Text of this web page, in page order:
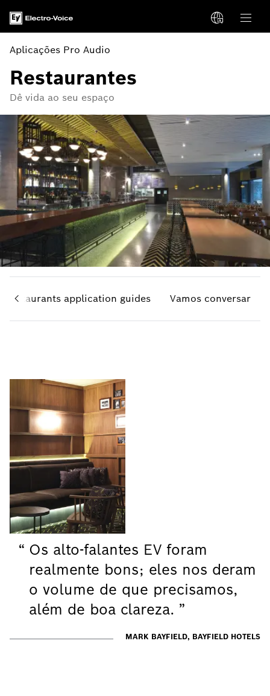
Aplicações Pro Audio
Restaurantes
Dê vida ao seu espaço
Restaurants application guides Vamos conversar
Os alto-falantes EV foram
realmente bons; eles nos deram
o volume de que precisamos,
além de boa clareza.
MARK BAYFIELD, BAYFIELD HOTELS